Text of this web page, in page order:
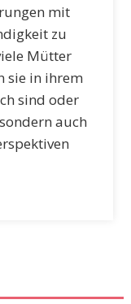
mit
zu
Mütter
sie in ihrem
sind oder
auch